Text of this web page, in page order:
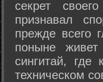
секрет
признавал
прежде всего
поныне живет
сингитай, где
техническом